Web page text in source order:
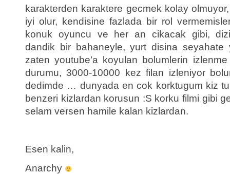
karakterden karaktere gecmek kolay
iyi olur, kendisine fazlada bir rol
konuk oyuncu ve her an cikacak gibi,
dandik bir bahaneyle, yurt disina seyahate
zaten youtube’a koyulan bolumlerin
durumu, 3000-10000 kez filan izleniyor
dedimde … dunyada en cok korktugum kiz
benzeri kizlardan korusun :S korku filmi gibi
selam versen hamile kalan kizlardan.
Esen kalin,
Anarchy